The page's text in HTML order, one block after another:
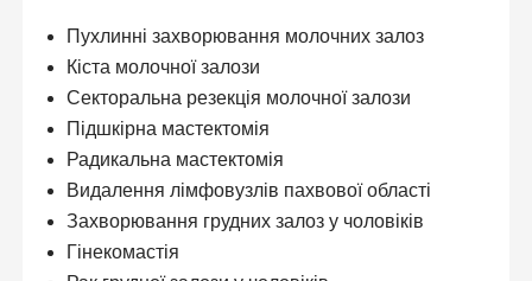
Пухлинні захворювання молочних залоз
Кіста молочної залози
Секторальна резекція молочної залози
Підшкірна мастектомія
Радикальна мастектомія
Видалення лімфовузлів пахвової області
Захворювання грудних залоз у чоловіків
Гінекомастія